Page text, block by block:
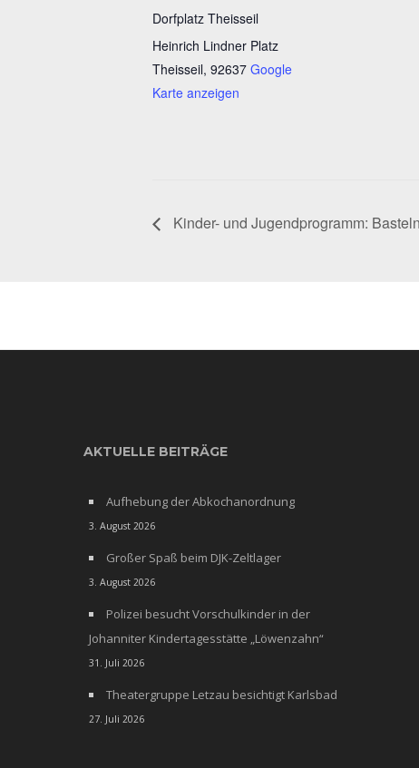
Dorfplatz Theisseil
Heinrich Lindner Platz
Theisseil, 92637 Google
Karte anzeigen
Kinder- und Jugendprogramm:
AKTUELLE BEITRÄGE
Aufhebung der Abkochanordnung
3. August 2026
Großer Spaß beim DJK-Zeltlager
3. August 2026
Polizei besucht Vorschulkinder in der
Johanniter Kindertagesstätte „Löwenzahn“
31. Juli 2026
Theatergruppe Letzau besichtigt Karlsbad
27. Juli 2026